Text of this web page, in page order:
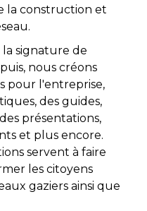
la construction et
la signature de
nous créons
pour l'entreprise,
des guides,
présentations,
et plus encore.
servent à faire
les citoyens
gaziers ainsi que